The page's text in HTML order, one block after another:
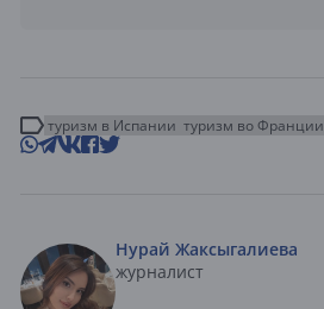
туризм в Испании туризм во Франции
Нурай Жаксыгалиева
журналист